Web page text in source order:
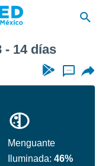
- 14 días
...
Menguante
Iluminada:46%